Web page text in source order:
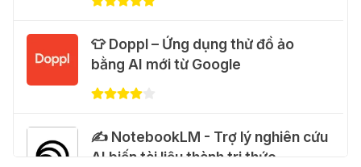
Cảnh báo: Xuất hiện script và
hướng dẫn giả mạo giúp "mở khóa"
Claude Max 20x miễn phí
27 Thg 07 2026
🍎 Claude for Teachers – chương
👕 Doppl – Ứng dụng thử đồ ảo
bằng AI mới từ Google
✍️ NotebookLM - Trợ lý nghiên cứu
AI biến tài liệu thành tri thức